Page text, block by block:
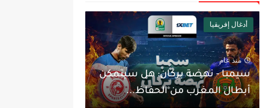
أدغال إفريقيا
منذ عام
سيمبا - نهضة بركان: هل سيتمكن
أبطال المغرب من الحفاظ...